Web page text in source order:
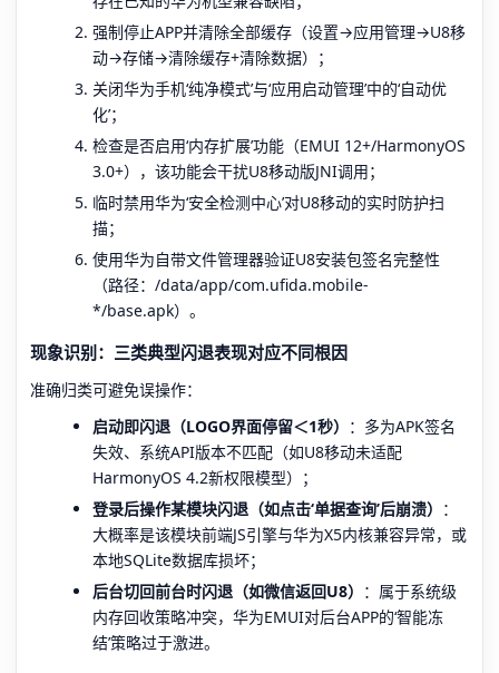
强制停止APP并清除全部缓存（设置→应用管理→U8移
动→存储→清除缓存+清除数据）；
关闭华为手机‘纯净模式’与‘应用启动管理’中的‘自动优
化’；
检查是否启用‘内存扩展’功能（EMUI 12+/HarmonyOS
3.0+），该功能会干扰U8移动版JNI调用；
临时禁用华为‘安全检测中心’对U8移动的实时防护扫
描；
使用华为自带文件管理器验证U8安装包签名完整性
（路径：/data/app/com.ufida.mobile-
*/base.apk）。
现象识别：三类典型闪退表现对应不同根因
准确归类可避免误操作：
启动即闪退（LOGO界面停留＜1秒） ：多为APK签名
失效、系统API版本不匹配（如U8移动未适配
HarmonyOS 4.2新权限模型）；
登录后操作某模块闪退（如点击‘单据查询’后崩溃） ：
大概率是该模块前端JS引擎与华为X5内核兼容异常，或
本地SQLite数据库损坏；
后台切回前台时闪退（如微信返回U8） ：属于系统级
内存回收策略冲突，华为EMUI对后台APP的‘智能冻
结’策略过于激进。